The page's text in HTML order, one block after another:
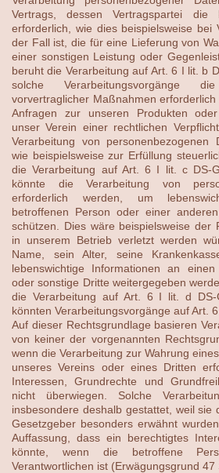
Vertrags, dessen Vertragspartei die
erforderlich, wie dies beispielsweise bei
der Fall ist, die für eine Lieferung von
einer sonstigen Leistung oder
beruht die Verarbeitung auf Art. 6 I lit. b
solche Verarbeitungsvorgänge
vorvertraglicher Maßnahmen
Anfragen zur unseren Produkten
unser Verein einer rechtlichen
Verarbeitung von personenbezogenen
wie beispielsweise zur Erfüllung
die Verarbeitung auf Art. 6 I lit. c DS-
könnte die Verarbeitung von
erforderlich werden, um
betroffenen Person oder einer
schützen. Dies wäre beispielsweise der
in unserem Betrieb verletzt werden
Name, sein Alter, seine
lebenswichtige Informationen an
oder sonstige Dritte weitergegeben
die Verarbeitung auf Art. 6 I lit. d DS-
könnten Verarbeitungsvorgänge auf Art.
Auf dieser Rechtsgrundlage basieren
von keiner der vorgenannten
wenn die Verarbeitung zur Wahrung
unseres Vereins oder eines Dritten
Interessen, Grundrechte und
nicht überwiegen. Solche
insbesondere deshalb gestattet, weil sie
Gesetzgeber besonders erwähnt
Auffassung, dass ein berechtigtes
könnte, wenn die betroffene
Verantwortlichen ist (Erwägungsgrund 47